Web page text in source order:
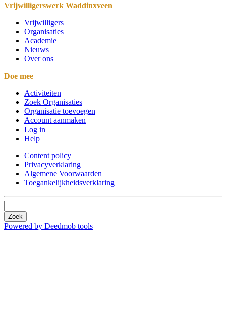
Vrijwilligerswerk Waddinxveen
Vrijwilligers
Organisaties
Academie
Nieuws
Over ons
Doe mee
Activiteiten
Zoek Organisaties
Organisatie toevoegen
Account aanmaken
Log in
Help
Content policy
Privacyverklaring
Algemene Voorwaarden
Toegankelijkheidsverklaring
Zoek
Powered by Deedmob tools